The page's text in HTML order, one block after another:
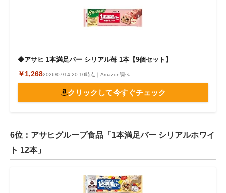
◆アサヒ 1本満足バー シリアル苺 1本【9個セット】
￥1,2682026/07/14 20:10時点｜Amazon調べ
クリックして今すぐチェック
6位：アサヒグループ食品「1本満足バー シリアルホワイ
ト 12本」